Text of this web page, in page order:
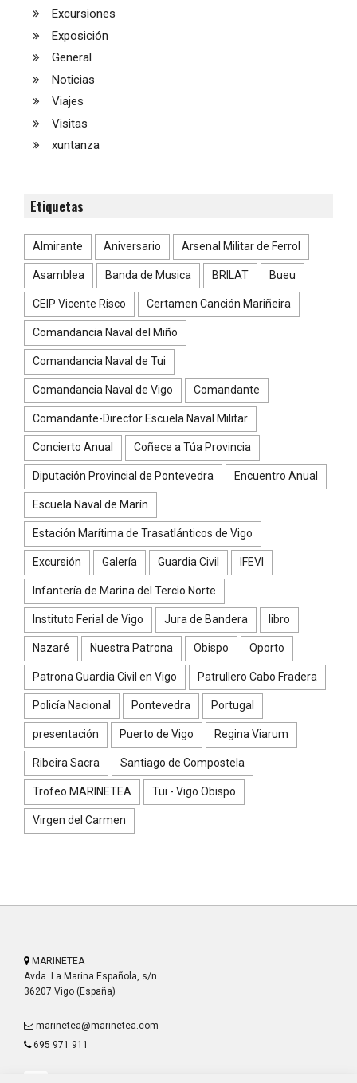
Excursiones
Exposición
General
Noticias
Viajes
Visitas
xuntanza
Etiquetas
Almirante Aniversario Arsenal Militar de Ferrol
Asamblea Banda de Musica BRILAT Bueu
CEIP Vicente Risco Certamen Canción Mariñeira
Comandancia Naval del Miño
Comandancia Naval de Tui
Comandancia Naval de Vigo Comandante
Comandante-Director Escuela Naval Militar
Concierto Anual Coñece a Túa Provincia
Diputación Provincial de Pontevedra Encuentro Anual
Escuela Naval de Marín
Estación Marítima de Trasatlánticos de Vigo
Excursión Galería Guardia Civil IFEVI
Infantería de Marina del Tercio Norte
Instituto Ferial de Vigo Jura de Bandera libro
Nazaré Nuestra Patrona Obispo Oporto
Patrona Guardia Civil en Vigo Patrullero Cabo Fradera
Policía Nacional Pontevedra Portugal
presentación Puerto de Vigo Regina Viarum
Ribeira Sacra Santiago de Compostela
Trofeo MARINETEA Tui - Vigo Obispo
Virgen del Carmen
MARINETEA
Avda. La Marina Española, s/n
36207 Vigo (España)
marinetea@marinetea.com
695 971 911